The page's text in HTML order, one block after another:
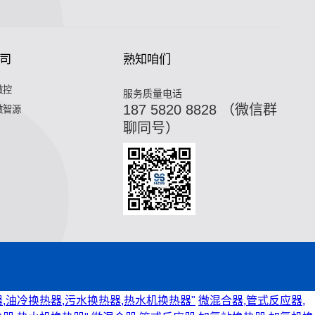
控
智源
熟知咱们
服务质量电话
187 5820 8828 （微信群
聊同号）
冷换热器,污水换热器,热水机换热器" 微混合器,管式反应器,